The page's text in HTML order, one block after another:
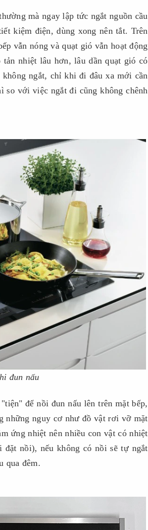
mà ngay lập tức ngắt nguồn cầu
kiệm điện, dùng xong nên tắt. Trên
vẫn nóng và quạt gió vẫn hoạt động
nhiệt lâu hơn, lâu dần quạt gió có
ngắt, chỉ khi đi đâu xa mới cần
so với việc ngắt đi cũng không chênh
đun nấu
để nồi đun nấu lên trên mặt bếp,
những nguy cơ như đồ vật rơi vỡ mặt
ứng nhiệt nên nhiều con vật có nhiệt
nồi), nếu không có nồi sẽ tự ngắt
qua đêm.